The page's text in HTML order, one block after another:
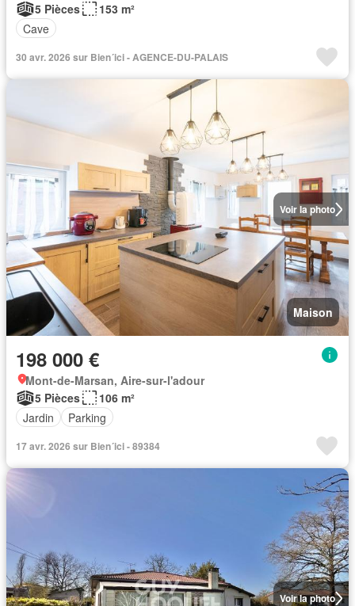
5 Pièces
153 m²
Cave
30 avr. 2026 sur Bien´ici - AGENCE-DU-PALAIS
Voir la photo
Maison
198 000 €
Mont-de-Marsan, Aire-sur-l'adour
5 Pièces
106 m²
Jardin
Parking
17 avr. 2026 sur Bien´ici - 89384
Voir la photo